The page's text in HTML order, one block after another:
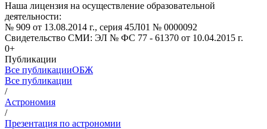
Наша лицензия на осуществление образовательной
деятельности:
№ 909 от 13.08.2014 г., серия 45Л01 № 0000092
Свидетельство СМИ: ЭЛ № ФС 77 - 61370 от 10.04.2015 г.
0+
Публикации
Все публикацииОБЖ
Все публикации
/
Астрономия
/
Презентация по астрономии